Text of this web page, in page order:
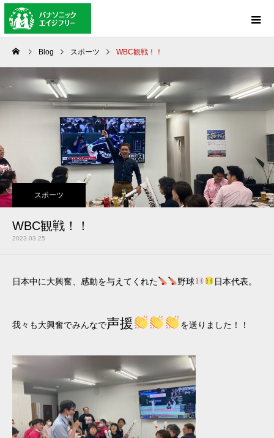
Blog スポーツ WBC観戦！！
スポーツ
WBC観戦！！
2023.03.25
日本中に大興奮、感動を与えてくれた 野球 日本代表。
我々も大興奮でみんなで声援 を送りました！！